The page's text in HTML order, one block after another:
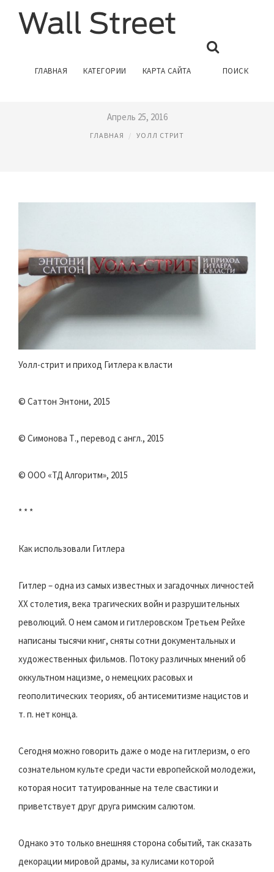
ГЛАВНАЯ КАТЕГОРИИ КАРТА САЙТА ПОИСК
УОЛЛ СТРИТ ПРИХОД
Апрель 25, 2016
ГЛАВНАЯ УОЛЛ СТРИТ
Уолл-стрит и приход Гитлера к власти
© Саттон Энтони, 2015
© Симонова Т., перевод с англ., 2015
© ООО «ТД Алгоритм», 2015
* * *
Как использовали Гитлера
Гитлер – одна из самых известных и загадочных личностей
XX столетия, века трагических войн и разрушительных
революций. О нем самом и гитлеровском Третьем Рейхе
написаны тысячи книг, сняты сотни документальных и
художественных фильмов. Потоку различных мнений об
оккультном нацизме, о немецких расовых и
геополитических теориях, об антисемитизме нацистов и
т. п. нет конца.
Сегодня можно говорить даже о моде на гитлеризм, о его
сознательном культе среди части европейской молодежи,
которая носит татуированные на теле свастики и
приветствует друг друга римским салютом.
Однако это только внешняя сторона событий, так сказать
декорации мировой драмы, за кулисами которой